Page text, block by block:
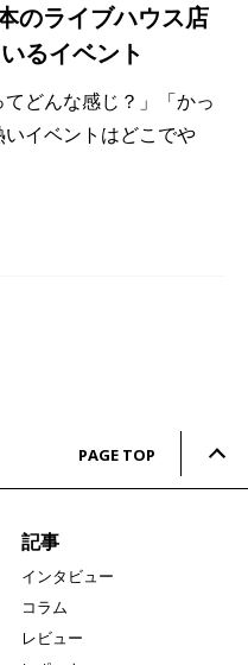
のライブハウス店
るイベント
てどんな感じ？」「かっ
イベントはどこでや
PAGE TOP
記事
インタビュー
コラム
レビュー